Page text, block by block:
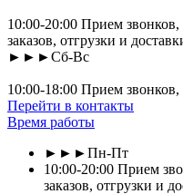
10:00-20:00 Прием
заказов, отгрузки и
►►►Сб-Вс
10:00-18:00 Прием звонков,
Перейти в контакты
Время работы
►►►Пн-Пт
10:00-20:00 Прием
заказов, отгрузки и